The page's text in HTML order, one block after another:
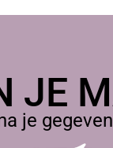
op zoek is
JE
je